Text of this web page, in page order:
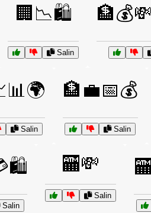
🏢📉🛍️
Salin
Salin
🏦💼📅💰
Salin
Salin
🏧💸
Salin